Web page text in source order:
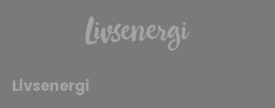
Livsenergi